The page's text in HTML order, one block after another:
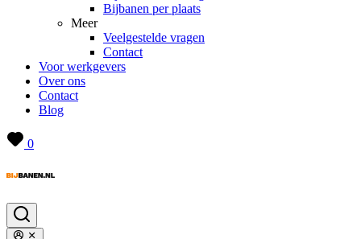
Bijbanen per plaats
Meer
Veelgestelde vragen
Contact
Voor werkgevers
Over ons
Contact
Blog
0